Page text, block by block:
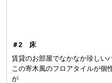
＃2 床
賃貸のお部屋でなかなか珍しい
この寄木風のフロアタイルが個
が